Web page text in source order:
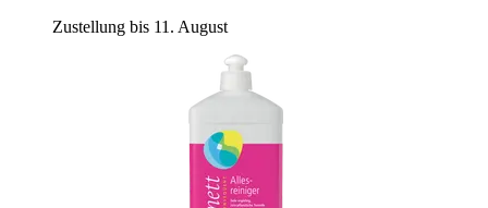
Zustellung bis 11. August